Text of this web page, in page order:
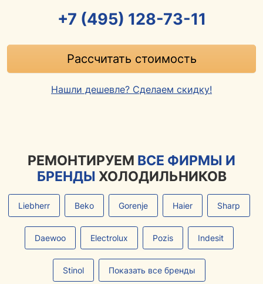
+7 (495) 128-73-11
Рассчитать стоимость
Нашли дешевле? Сделаем скидку!
РЕМОНТИРУЕМ ВСЕ ФИРМЫ И
БРЕНДЫ ХОЛОДИЛЬНИКОВ
Liebherr Beko Gorenje Haier Sharp
Daewoo Electrolux Pozis Indesit
Stinol Показать все бренды